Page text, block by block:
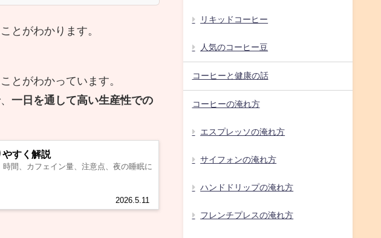
とがわかります。
とがわかっています。
一日を通して高い生産性での
すく解説
2026.5.11
間、カフェイン量、注意点、夜の睡眠に
リキッドコーヒー
人気のコーヒー豆
コーヒーと健康の話
コーヒーの淹れ方
エスプレッソの淹れ方
サイフォンの淹れ方
ハンドドリップの淹れ方
フレンチプレスの淹れ方